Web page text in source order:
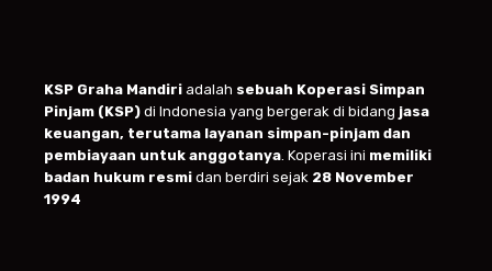
KSP Graha Mandiri adalah sebuah Koperasi Simpan
Pinjam (KSP) di Indonesia yang bergerak di bidang jasa
keuangan, terutama layanan simpan-pinjam dan
pembiayaan untuk anggotanya . Koperasi ini memiliki
badan hukum resmi dan berdiri sejak 28 November
1994